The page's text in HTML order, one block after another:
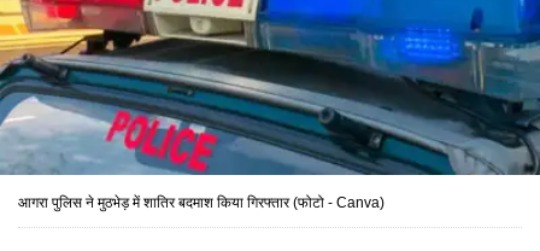
आगरा पुलिस ने मुठभेड़ में शातिर बदमाश किया गिरफ्तार (फोटो - Canva)